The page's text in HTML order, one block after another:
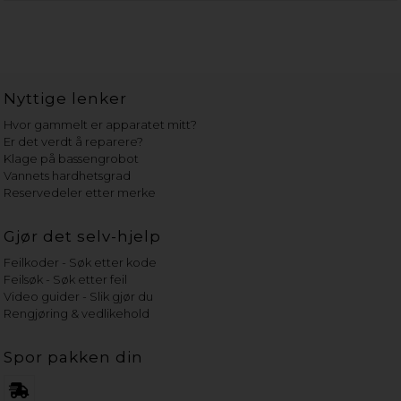
Nyttige lenker
Hvor gammelt er apparatet mitt?
Er det verdt å reparere?
Klage på bassengrobot
Vannets hardhetsgrad
Reservedeler etter merke
Gjør det selv-hjelp
Feilkoder - Søk etter kode
Feilsøk - Søk etter feil
Video guider - Slik gjør du
Rengjøring & vedlikehold
Spor pakken din